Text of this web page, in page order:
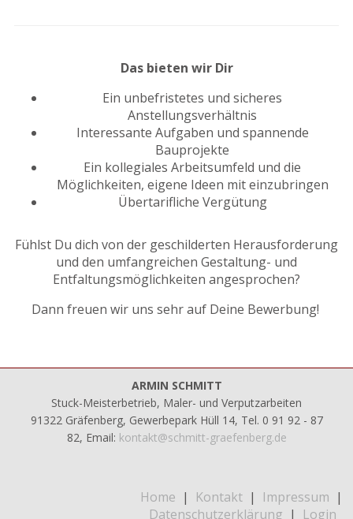
Das bieten wir Dir
Ein unbefristetes und sicheres
Anstellungsverhältnis
Interessante Aufgaben und spannende
Bauprojekte
Ein kollegiales Arbeitsumfeld und die
Möglichkeiten, eigene Ideen mit einzubringen
Übertarifliche Vergütung
Fühlst Du dich von der geschilderten Herausforderung
und den umfangreichen Gestaltung- und
Entfaltungsmöglichkeiten angesprochen?
Dann freuen wir uns sehr auf Deine Bewerbung!
ARMIN SCHMITT
Stuck-Meisterbetrieb, Maler- und Verputzarbeiten
91322 Gräfenberg, Gewerbepark Hüll 14, Tel. 0 91 92 - 87
82, Email: kontakt@schmitt-graefenberg.de
Home | Kontakt | Impressum |
Datenschutzerklärung | Login